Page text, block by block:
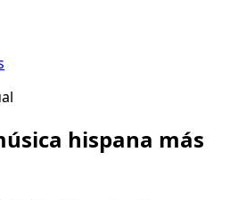
hispana más